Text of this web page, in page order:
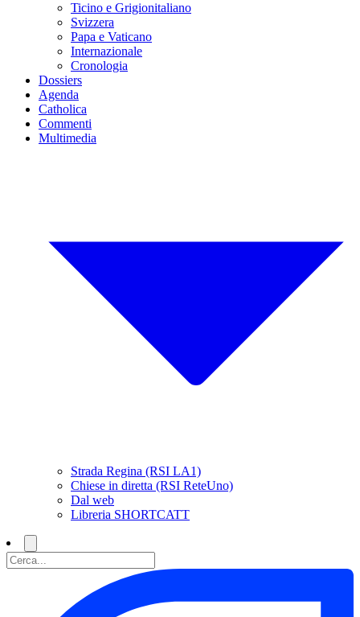
Ticino e Grigionitaliano
Svizzera
Papa e Vaticano
Internazionale
Cronologia
Dossiers
Agenda
Catholica
Commenti
Multimedia
Strada Regina (RSI LA1)
Chiese in diretta (RSI ReteUno)
Dal web
Libreria SHORTCATT